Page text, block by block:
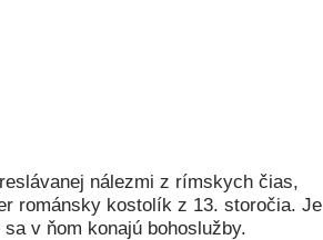
nálezmi z rímskych čias,
románsky kostolík z 13. storočia. Je
v ňom konajú bohoslužby.